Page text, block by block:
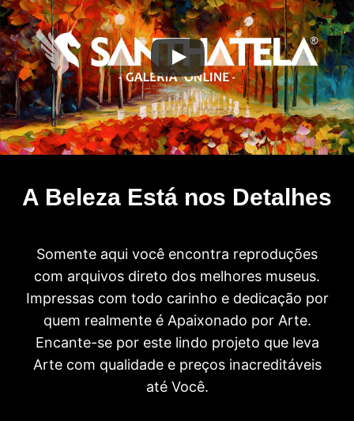
A Beleza Está nos Detalhes
Somente aqui você encontra reproduções
com arquivos direto dos melhores museus.
Impressas com todo carinho e dedicação por
quem realmente é Apaixonado por Arte.
Encante-se por este lindo projeto que leva
Arte com qualidade e preços inacreditáveis
até Você.